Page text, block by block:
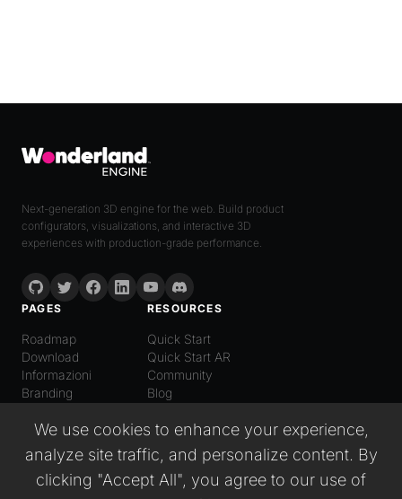
We use cookies to enhance your experience,
analyze site traffic, and personalize content. By
clicking "Accept All", you agree to our use of
Next-generation 3D engine for the web. Build product
configurators, visualizations, and interactive 3D
experiences with production-grade performance.
PAGES
Roadmap
Download
Informazioni
Branding
RESOURCES
Quick Start
Quick Start AR
Community
Blog
Italiano
English
Español